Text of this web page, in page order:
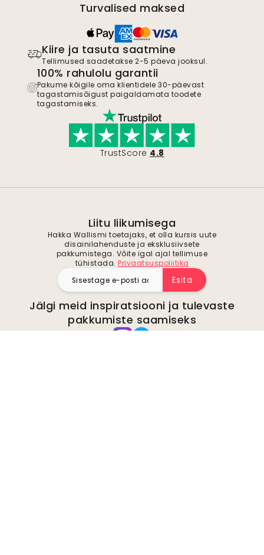
Turvalised maksed
Kiire ja tasuta saatmine
Tellimused saadetakse 2-5 päeva jooksul.
100% rahulolu garantii
Pakume kõigile oma klientidele 30-päevast
tagastamisõigust paigaldamata toodete
tagastamiseks.
TrustScore 4.8
Liitu liikumisega
Hakka Wallismi toetajaks, et olla kursis uute
disainilahenduste ja eksklusiivsete
pakkumistega. Võite igal ajal tellimuse
tühistada. Privaatsuspoliitika
Esita
Jälgi meid inspiratsiooni ja tulevaste
pakkumiste saamiseks